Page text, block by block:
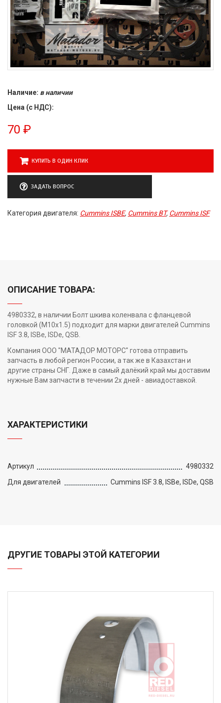
Наличие: в наличии
Цена (с НДС):
70 ₽
КУПИТЬ В ОДИН КЛИК
ЗАДАТЬ ВОПРОС
Категория двигателя: Cummins ISBE, Cummins BT,Cummins ISF
ОПИСАНИЕ ТОВАРА:
4980332, в наличии Болт шкива коленвала с фланцевой
головкой (M10x1.5) подходит для марки двигателей Cummins
ISF 3.8, ISBe, ISDe, QSB.
Компания ООО "МАТАДОР МОТОРС" готова отправить
запчасть в любой регион России, а так же в Казахстан и
другие страны СНГ. Даже в самый далёкий край мы доставим
нужные Вам запчасти в течении 2х дней - авиадоставкой.
ХАРАКТЕРИСТИКИ
Артикул
4980332
Для двигателей
Cummins ISF 3.8, ISBe, ISDe, QSB
ДРУГИЕ ТОВАРЫ ЭТОЙ КАТЕГОРИИ